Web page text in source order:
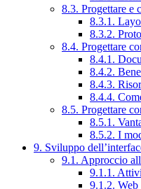
8.3. Progettare e
8.3.1.
8.3.2.
8.4. Progettare
8.4.1.
8.4.2.
8.4.3.
8.4.4.
8.5. Progettare
8.5.1.
8.5.2. I
9. Sviluppo
9.1. Approccio
9.1.1.
9.1.2. Web